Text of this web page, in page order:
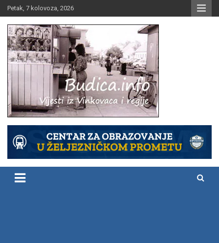
Skip
to
content
Petak, 7 kolovoza, 2026
Budica.info